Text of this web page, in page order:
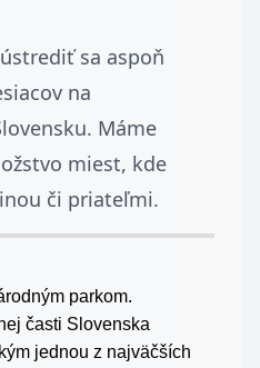
sa aspoň
na
Máme
miest, kde
či priateľmi.
parkom.
časti Slovenska
jednou z najväčších